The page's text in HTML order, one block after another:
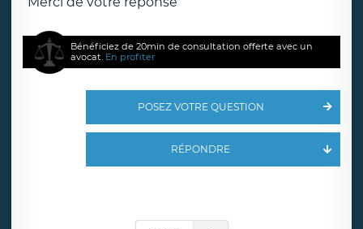
Bénéficiez de 20min de consultation offerte avec un
avocat. En profiter
POSEZ VOTRE QUESTION
RÉPONDRE